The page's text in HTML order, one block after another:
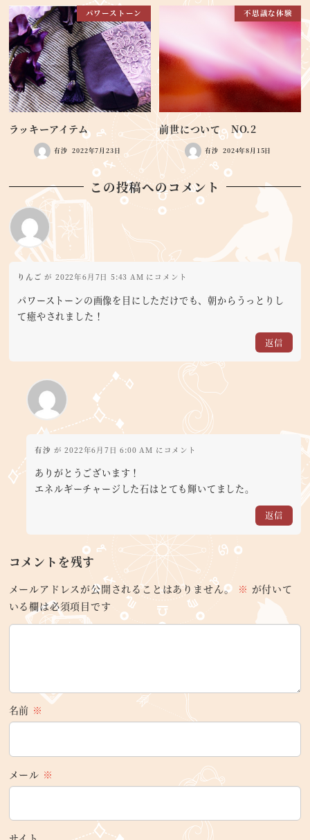
パワーストーン
ラッキーアイテム
有沙 2022年7月23日
不思議な体験
前世について NO.2
有沙 2024年8月15日
この投稿へのコメント
りんご が 2022年6月7日 5:43 AM にコメント
パワーストーンの画像を目にしただけでも、朝からうっとりし
て癒やされました！
返信
有沙 が 2022年6月7日 6:00 AM にコメント
ありがとうございます！
エネルギーチャージした石はとても輝いてました。
返信
コメントを残す
メールアドレスが公開されることはありません。 ※ が付いて
いる欄は必須項目です
名前 ※
メール ※